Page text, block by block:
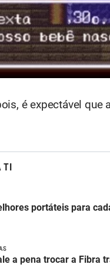
é expectável
TI
portáteis para
a pena trocar a Fibra